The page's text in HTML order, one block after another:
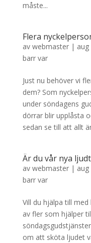
måste...
Flera
av webmaster|
barr var
Just nu behöver vi
dem? Som
under söndagens
dörrar blir upplåsta
sedan se till att allt
Är du vår nya
av webmaster|
barr var
Vill du hjälpa till
av fler som hjälper
om att sköta ljudet